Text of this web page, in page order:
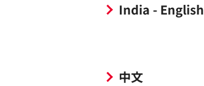
India - English
中文